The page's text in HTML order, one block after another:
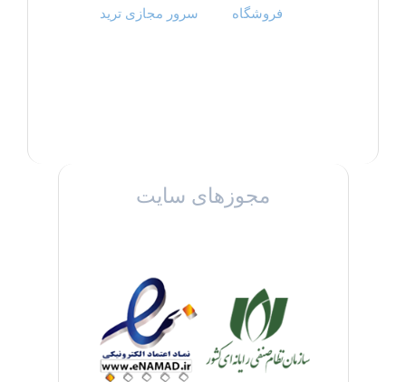
فروشگاه
سرور مجازی ترید
مجوزهای سایت